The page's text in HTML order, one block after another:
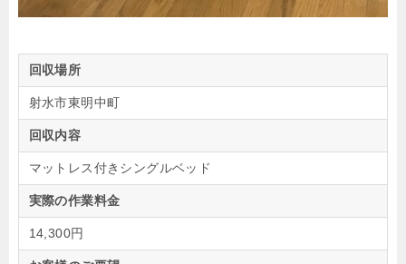
回収場所
射水市東明中町
回収内容
マットレス付きシングルベッド
実際の作業料金
14,300円